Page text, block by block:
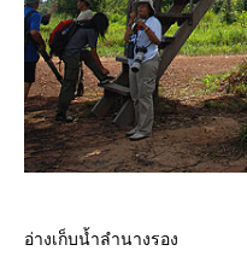
อ่างเก็บน้ำลำนางรอง